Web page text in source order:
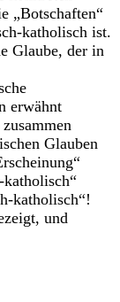
„Botschaften“
katholisch ist.
Glaube, der in
erwähnt
Glauben
katholisch“!
und